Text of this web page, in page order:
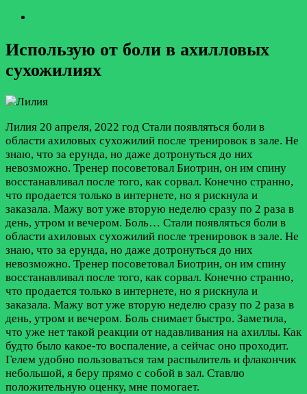
Использую от боли в ахилловых
сухожилиях
Лилия 20 апреля, 2022 год Стали появляться боли в
области ахиловых сухожилий после тренировок в зале. Не
знаю, что за ерунда, но даже дотронуться до них
невозможно. Тренер посоветовал Биотрин, он им спину
восстанавливал после того, как сорвал. Конечно странно,
что продается только в интернете, но я рискнула и
заказала. Мажу вот уже вторую неделю сразу по 2 раза в
день, утром и вечером. Боль… Стали появляться боли в
области ахиловых сухожилий после тренировок в зале. Не
знаю, что за ерунда, но даже дотронуться до них
невозможно. Тренер посоветовал Биотрин, он им спину
восстанавливал после того, как сорвал. Конечно странно,
что продается только в интернете, но я рискнула и
заказала. Мажу вот уже вторую неделю сразу по 2 раза в
день, утром и вечером. Боль снимает быстро. Заметила,
что уже нет такой реакции от надавливания на ахиллы. Как
будто было какое-то воспаление, а сейчас оно проходит.
Гелем удобно пользоваться там распылитель и флакончик
небольшой, я беру прямо с собой в зал. Ставлю
положительную оценку, мне помогает.